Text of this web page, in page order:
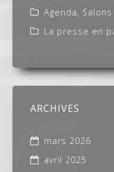
Agenda, Salons
La presse en
ARCHIVES
mars 2026
avril 2025